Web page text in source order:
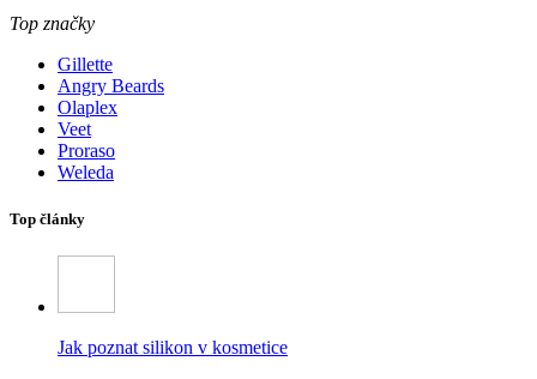
Top značky
Gillette
Angry Beards
Olaplex
Veet
Proraso
Weleda
Top články
Jak poznat silikon v kosmetice